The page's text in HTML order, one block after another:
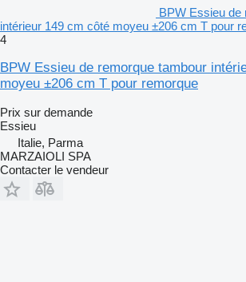
BPW Essieu de
intérieur 149 cm côté moyeu ±206 cm T pour
4
BPW Essieu de remorque tambour
moyeu ±206 cm T pour remorque
Prix sur demande
Essieu
Italie, Parma
MARZAIOLI SPA
Contacter le vendeur